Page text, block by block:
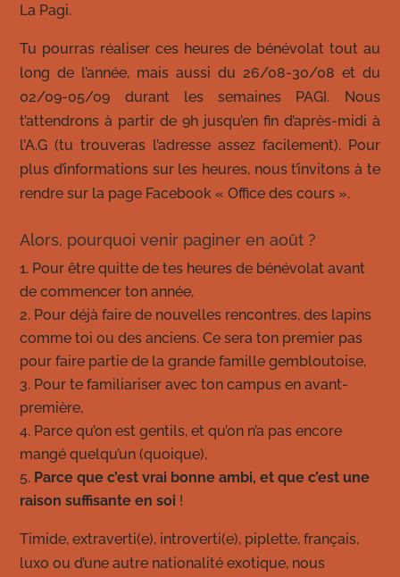
La Pagi.
Tu pourras réaliser ces heures de bénévolat tout au
long de l’année, mais aussi du 26/08-30/08 et du
02/09-05/09 durant les semaines PAGI. Nous
t’attendrons à partir de 9h jusqu’en fin d’après-midi à
l’A.G (tu trouveras l’adresse assez facilement). Pour
plus d’informations sur les heures, nous t’invitons à te
rendre sur la page Facebook « Office des cours ».
Alors, pourquoi venir paginer en août ?
Pour être quitte de tes heures de bénévolat avant
de commencer ton année,
Pour déjà faire de nouvelles rencontres, des lapins
comme toi ou des anciens. Ce sera ton premier pas
pour faire partie de la grande famille gembloutoise,
Pour te familiariser avec ton campus en avant-
première,
Parce qu’on est gentils, et qu’on n’a pas encore
mangé quelqu’un (quoique),
Parce que c’est vrai bonne ambi, et que c’est une
raison suffisante en soi !
Timide, extraverti(e), introverti(e), piplette, français,
luxo ou d’une autre nationalité exotique, nous